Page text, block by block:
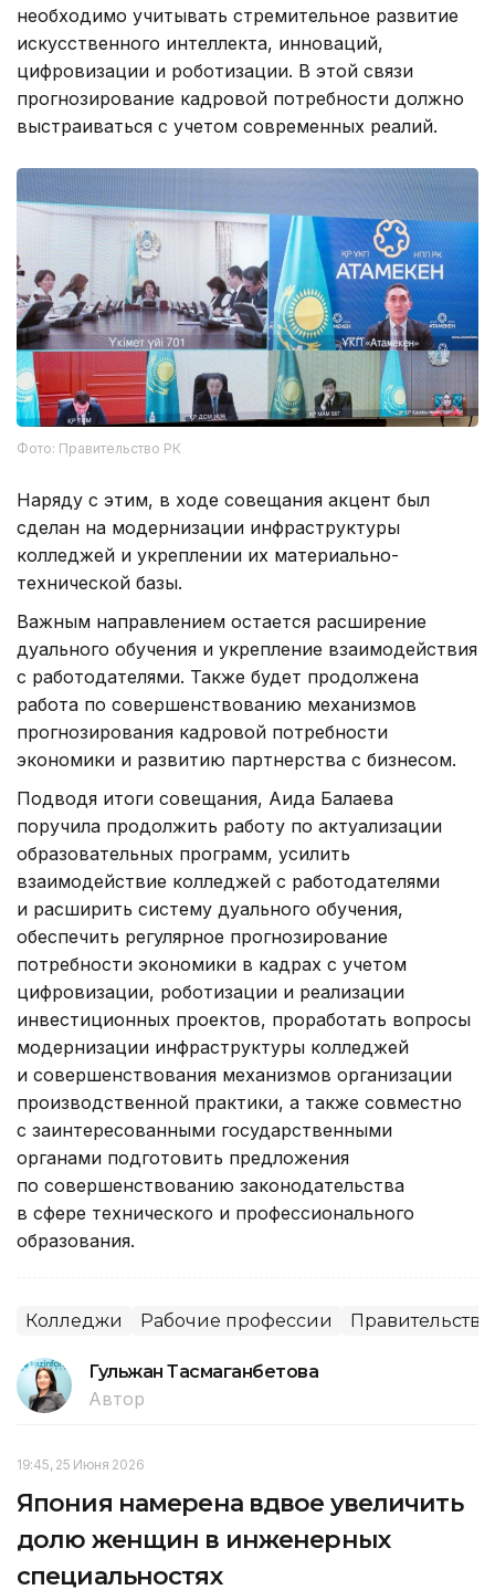
необходимо учитывать стремительное развитие
искусственного интеллекта, инноваций,
цифровизации и роботизации. В этой связи
прогнозирование кадровой потребности должно
выстраиваться с учетом современных реалий.
Фото: Правительство РК
Наряду с этим, в ходе совещания акцент был
сделан на модернизации инфраструктуры
колледжей и укреплении их материально-
технической базы.
Важным направлением остается расширение
дуального обучения и укрепление взаимодействия
с работодателями. Также будет продолжена
работа по совершенствованию механизмов
прогнозирования кадровой потребности
экономики и развитию партнерства с бизнесом.
Подводя итоги совещания, Аида Балаева
поручила продолжить работу по актуализации
образовательных программ, усилить
взаимодействие колледжей с работодателями
и расширить систему дуального обучения,
обеспечить регулярное прогнозирование
потребности экономики в кадрах с учетом
цифровизации, роботизации и реализации
инвестиционных проектов, проработать вопросы
модернизации инфраструктуры колледжей
и совершенствования механизмов организации
производственной практики, а также совместно
с заинтересованными государственными
органами подготовить предложения
по совершенствованию законодательства
в сфере технического и профессионального
образования.
Колледжи Рабочие профессии
Гульжан Тасмаганбетова
Автор
19:45, 25 Июня 2026
Япония намерена вдвое увеличить
долю женщин в инженерных
специальностях